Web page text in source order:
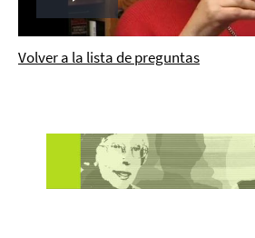
Play
Video
Volver a la lista de preguntas